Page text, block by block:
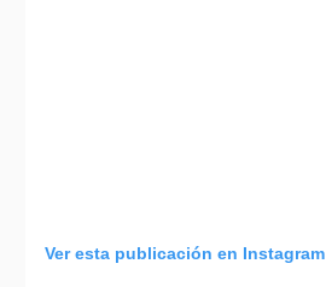
Ver esta publicación en Instagram